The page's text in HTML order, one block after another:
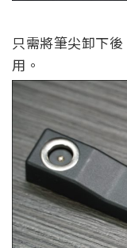
只需將筆尖卸下
用。